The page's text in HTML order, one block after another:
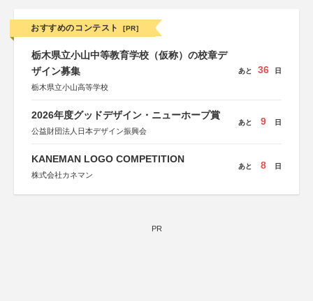
おすすめのコンテスト [PR]
栃木県立小山中等教育学校（仮称）の校章デ
ザイン募集
栃木県立小山高等学校
あと 36 日
2026年度グッドデザイン・ニューホープ賞
公益財団法人日本デザイン振興会
あと 9 日
KANEMAN LOGO COMPETITION
株式会社カネマン
あと 8 日
PR